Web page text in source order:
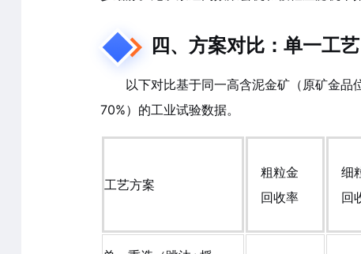
四、方案对比：单一工
以下对比基于同一高含泥金矿（原矿金
70%）的工业试验数据。
工艺方案
粗粒金
回收率
细
回